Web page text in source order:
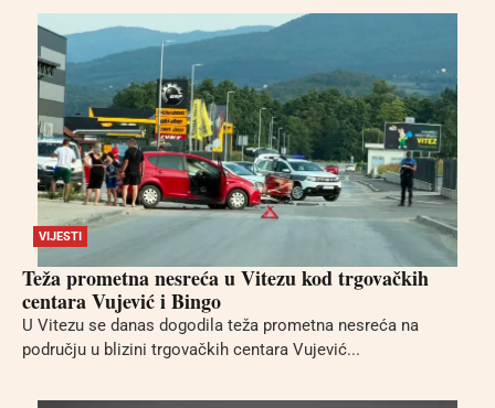
VIJESTI
Teža prometna nesreća u Vitezu kod trgovačkih
centara Vujević i Bingo
U Vitezu se danas dogodila teža prometna nesreća na
području u blizini trgovačkih centara Vujević...